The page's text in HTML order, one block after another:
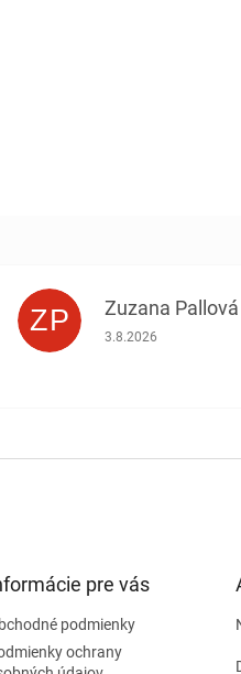
ZP Zuzana Pallová
Hodnotenie
3.8.2026
pre vás
podmienky
ochrany